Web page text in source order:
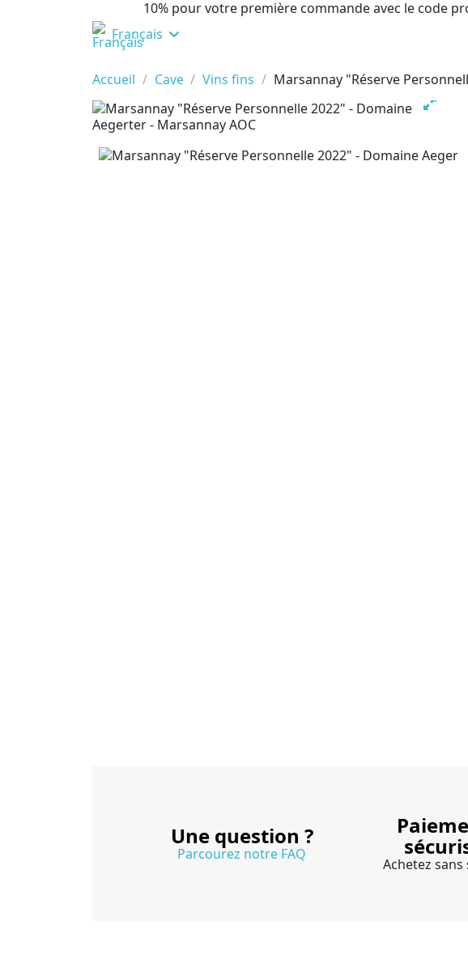
10% pour votre première commande avec le code
Français
Accueil
Cave Vins fins Marsannay "Réserve
Une question ?
Parcourez notre FAQ
Achetez sans